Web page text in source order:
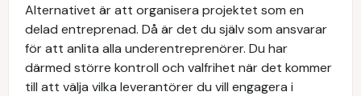
Alternativet är att organisera projektet som en
delad entreprenad. Då är det du själv som ansvarar
för att anlita alla underentreprenörer. Du har
därmed större kontroll och valfrihet när det kommer
till att välja vilka leverantörer du vill engagera i